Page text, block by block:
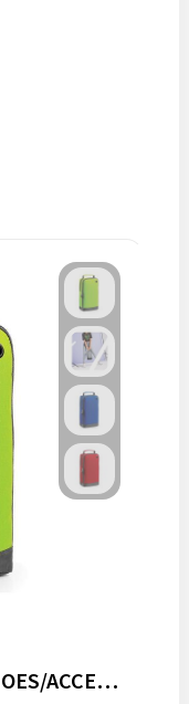
ATHLEISURE SPORTS SHOES/ACCESSORY BAG